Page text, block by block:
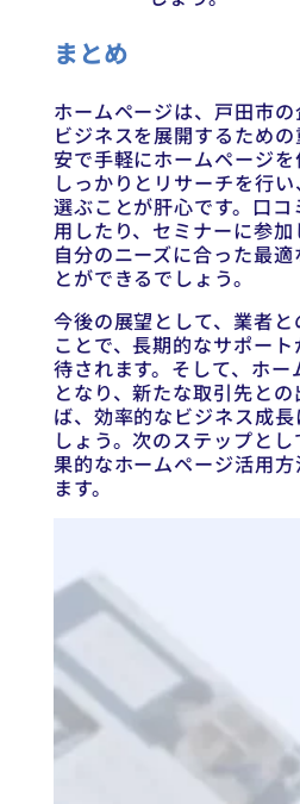
まとめ
ホームページは、戸田市
ビジネスを展開するため
安で手軽にホームページを
しっかりとリサーチを行
選ぶことが肝心です。口
用したり、セミナーに参加
自分のニーズに合った最
とができるでしょう。
今後の展望として、業者と
ことで、長期的なサポー
待されます。そして、ホー
となり、新たな取引先と
ば、効率的なビジネス成
しょう。次のステップと
果的なホームページ活用
ます。